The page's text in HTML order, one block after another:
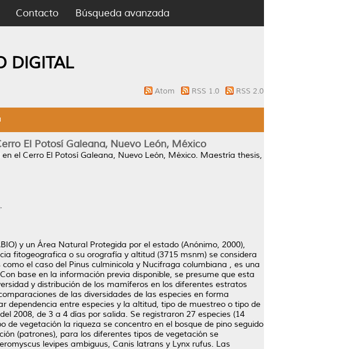
Contacto Búsqueda avanzada
DIGITAL
Atom RSS 1.0 RSS 2.0
El Potosí Galeana, Nuevo León, México
el Cerro El Potosí Galeana, Nuevo León, México. Maestría thesis,
.
y un Área Natural Protegida por el estado (Anónimo, 2000),
fitogeografica o su orografía y altitud (3715 msnm) se considera
el caso del Pinus culminicola y Nucifraga columbiana , es una
base en la información previa disponible, se presume que esta
y distribución de los mamíferos en los diferentes estratos
de las diversidades de las especies en forma
dependencia entre especies y la altitud, tipo de muestreo o tipo de
2008, de 3 a 4 días por salida. Se registraron 27 especies (14
vegetación la riqueza se concentro en el bosque de pino seguido
(patrones), para los diferentes tipos de vegetación se
levipes ambiguus, Canis latrans y Lynx rufus. Las